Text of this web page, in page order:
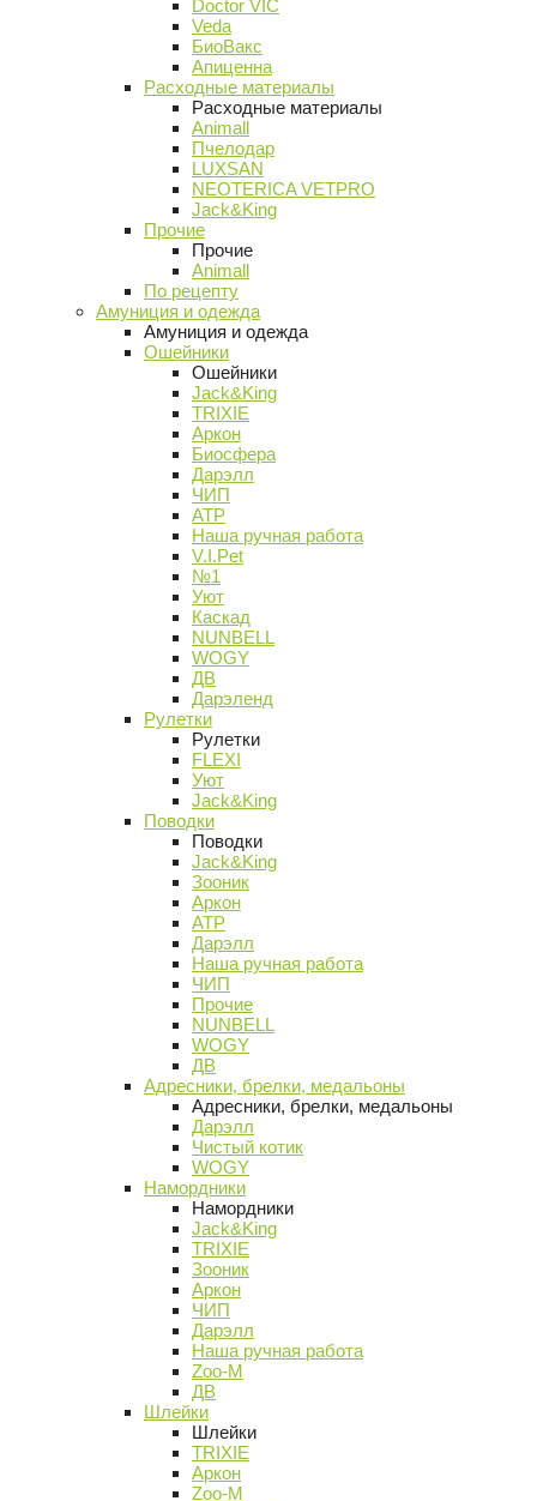
Doctor VIC
Veda
БиоВакс
Апиценна
Расходные материалы
Расходные материалы
Animall
Пчелодар
LUXSAN
NEOTERICA VETPRO
Jack&King
Прочие
Прочие
Animall
По рецепту
Амуниция и одежда
Амуниция и одежда
Ошейники
Ошейники
Jack&King
TRIXIE
Аркон
Биосфера
Дарэлл
ЧИП
АТР
Наша ручная работа
V.I.Pet
№1
Уют
Каскад
NUNBELL
WOGY
ДВ
Дарэленд
Рулетки
Рулетки
FLEXI
Уют
Jack&King
Поводки
Поводки
Jack&King
Зооник
Аркон
АТР
Дарэлл
Наша ручная работа
ЧИП
Прочие
NUNBELL
WOGY
ДВ
Адресники, брелки, медальоны
Адресники, брелки, медальоны
Дарэлл
Чистый котик
WOGY
Намордники
Намордники
Jack&King
TRIXIE
Зооник
Аркон
ЧИП
Дарэлл
Наша ручная работа
Zoo-M
ДВ
Шлейки
Шлейки
TRIXIE
Аркон
Zoo-M